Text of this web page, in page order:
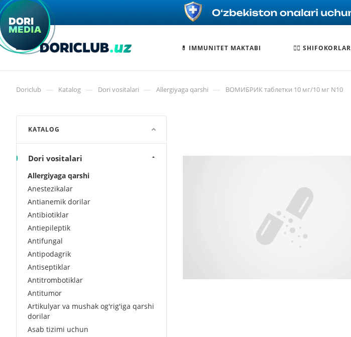
💊 IMMUNITET MAKTABI 🧑‍⚕️ SHIFOKORLAR
Doriclub — Katalog — Dori vositalari — Allergiyaga qarshi — ВОМИБРИК таблетки 10 мг/10 мг N10
KATALOG
Dori vositalari
Allergiyaga qarshi
Anestezikalar
Antianemik dorilar
Antibiotiklar
Antiepileptik
Antifungal
Antipodagrik
Antiseptiklar
Antitrombotiklar
Antitumor
Artikulyar va mushak og'rig'iga qarshi
dorilar
Asab tizimi uchun